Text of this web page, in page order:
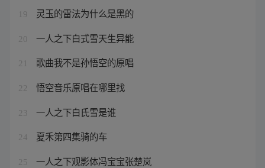
19 灵玉的雷法为什么是黑的
20 一人之下白式雪天生异能
21 歌曲我不是孙悟空的原唱
22 悟空音乐原唱在哪里找
23 一人之下白氏雪是谁
24 夏禾第四集骑的车
25 一人之下观影体冯宝宝张楚岚